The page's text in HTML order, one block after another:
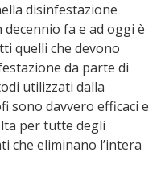
disinfestazione
fa e ad oggi è
quelli che devono
da parte di
utilizzati dalla
sono davvero efficaci e
per tutte degli
che eliminano l’intera